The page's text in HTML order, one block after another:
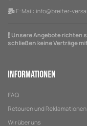
E-Mail: info@breiter-
Unsere Angebote richten
schließen keine Verträge
Informationen
FAQ
Retouren und
Wir über uns